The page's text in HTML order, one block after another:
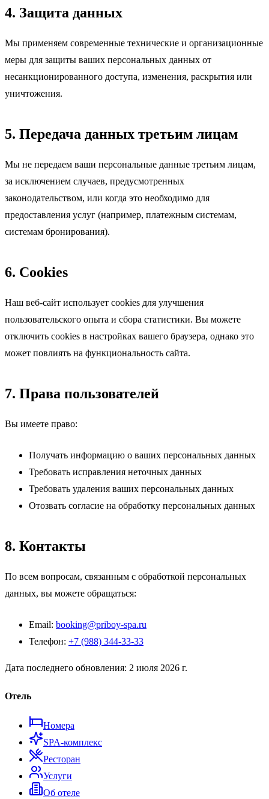
4. Защита данных
Мы применяем современные технические и организационные
меры для защиты ваших персональных данных от
несанкционированного доступа, изменения, раскрытия или
уничтожения.
5. Передача данных третьим лицам
Мы не передаем ваши персональные данные третьим лицам,
за исключением случаев, предусмотренных
законодательством, или когда это необходимо для
предоставления услуг (например, платежным системам,
системам бронирования).
6. Cookies
Наш веб-сайт использует cookies для улучшения
пользовательского опыта и сбора статистики. Вы можете
отключить cookies в настройках вашего браузера, однако это
может повлиять на функциональность сайта.
7. Права пользователей
Вы имеете право:
Получать информацию о ваших персональных данных
Требовать исправления неточных данных
Требовать удаления ваших персональных данных
Отозвать согласие на обработку персональных данных
8. Контакты
По всем вопросам, связанным с обработкой персональных
данных, вы можете обращаться:
Email: booking@priboy-spa.ru
Телефон: +7 (988) 344-33-33
Дата последнего обновления: 2 июля 2026 г.
Отель
Номера
SPA-комплекс
Ресторан
Услуги
Об отеле